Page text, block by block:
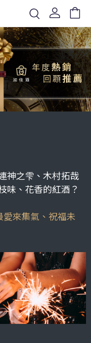
神之雫、木村拓哉
味、花香的紅酒？
愛來集氣、祝福未